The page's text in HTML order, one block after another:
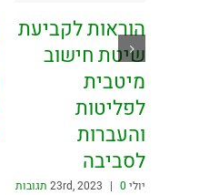
הוראות לקביעת
שיטת חישוב
מיטבית
לפליטות
והעברות
לסביבה
יולי 23rd, 2023 | 0 תגובות